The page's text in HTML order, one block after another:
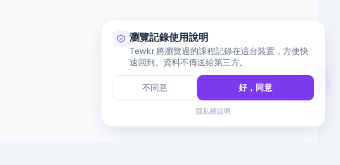
瀏覽記錄使用說明
Tewkr 將瀏覽過的課程記錄在這台裝置，方便快
速回到。資料不傳送給第三方。
不同意 好，同意
隱私權說明